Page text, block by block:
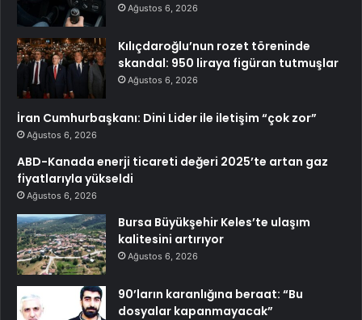
Ağustos 6, 2026
Kılıçdaroğlu’nun rozet töreninde
skandal: 950 liraya figüran tutmuşlar
Ağustos 6, 2026
İran Cumhurbaşkanı: Dini Lider ile iletişim “çok zor”
Ağustos 6, 2026
ABD-Kanada enerji ticareti değeri 2025’te artan gaz
fiyatlarıyla yükseldi
Ağustos 6, 2026
Bursa Büyükşehir Keles’te ulaşım
kalitesini artırıyor
Ağustos 6, 2026
90’ların karanlığına beraat: “Bu
dosyalar kapanmayacak”